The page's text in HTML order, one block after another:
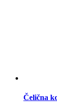
Čelična